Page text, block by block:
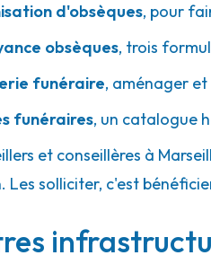
04 94 33 00 21
votre écoute 24h/24 7j/7
d'obsèques, pour
obsèques, trois
funéraire, aménager et
funéraires, un catalogue
et conseillères à
Les solliciter, c'est